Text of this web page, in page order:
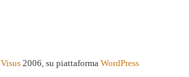
Visus 2006, su piattaforma WordPress